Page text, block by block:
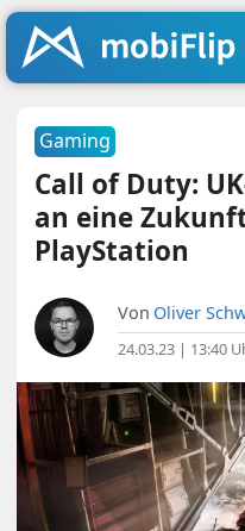
Gaming
Call of Duty:
an eine
PlayStation
Von Oliver
24.03.23 | 13:40